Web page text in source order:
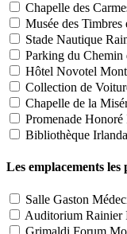
Chapelle des
Musée des Timbres
Stade Nautique
Parking du Chemin
Hôtel Novotel
Collection de
Chapelle de la
Promenade Honoré
Bibliothèque
Les emplacements les
Salle Gaston
Auditorium Rainier
Grimaldi Forum